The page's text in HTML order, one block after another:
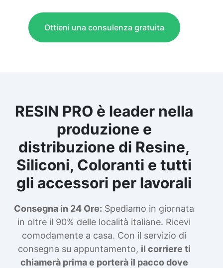
Ottieni una consulenza gratuita
RESIN PRO è leader nella
produzione e
distribuzione di Resine,
Siliconi, Coloranti e tutti
gli accessori per lavorali
Consegna in 24 Ore: Spediamo in giornata
in oltre il 90% delle località italiane. Ricevi
comodamente a casa. Con il servizio di
consegna su appuntamento, il corriere ti
chiamerà prima e porterà il pacco dove